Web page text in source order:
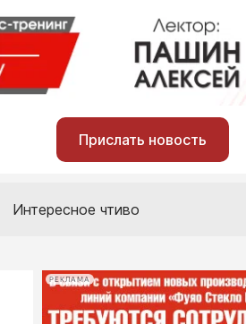
Прислать новость
Интересное чтиво
РЕКЛАМА